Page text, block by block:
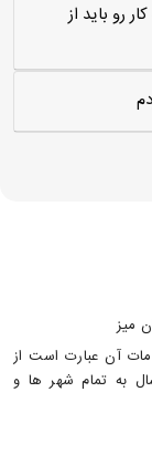
باید از
میز
نموده و خدمات آن عبارت است از
به تمام شهر ها و